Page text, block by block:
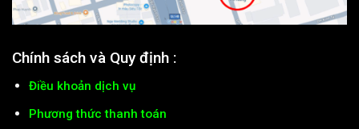
Chính sách và Quy định :
Điều khoản dịch vụ
Phương thức thanh toán